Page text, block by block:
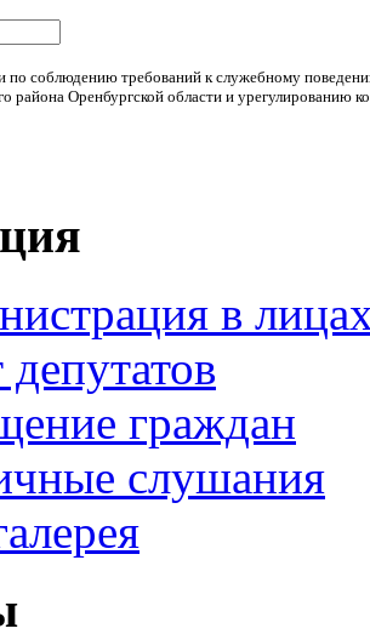
по соблюдению требований к служебному
района Оренбургской области и урегулированию
в
граждан
слушания